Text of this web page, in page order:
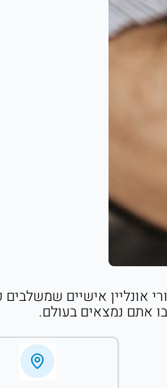
אונליין אישיים
אתם נמצאים בעולם.